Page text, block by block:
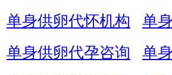
单身供卵代怀机构
单
单身供卵代孕咨询
单